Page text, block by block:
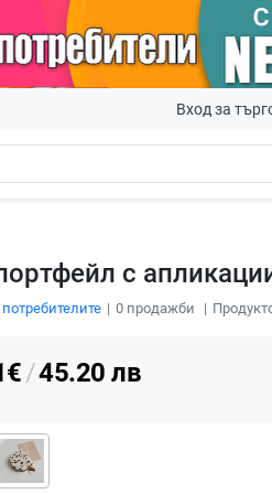
Вход за
с
0продажби
€/45.20 лв